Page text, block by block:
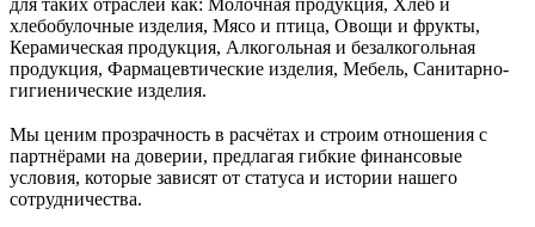
хлебобулочные изделия, Мясо и птица, Овощи и фрукты,
Керамическая продукция, Алкогольная и безалкогольная
продукция, Фармацевтические изделия, Мебель, Санитарно-
гигиенические изделия.
Мы ценим прозрачность в расчётах и строим отношения с
партнёрами на доверии, предлагая гибкие финансовые
условия, которые зависят от статуса и истории нашего
сотрудничества.